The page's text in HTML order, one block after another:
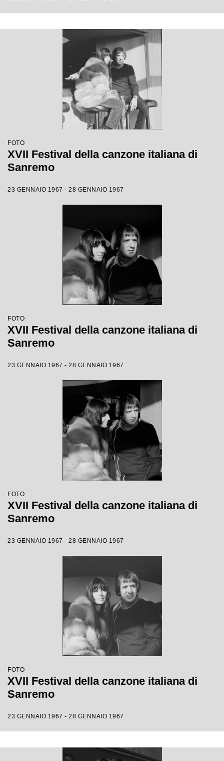
FOTO
XVII Festival della canzone italiana di
Sanremo
23 GENNAIO 1967 - 28 GENNAIO 1967
FOTO
XVII Festival della canzone italiana di
Sanremo
23 GENNAIO 1967 - 28 GENNAIO 1967
FOTO
XVII Festival della canzone italiana di
Sanremo
23 GENNAIO 1967 - 28 GENNAIO 1967
FOTO
XVII Festival della canzone italiana di
Sanremo
23 GENNAIO 1967 - 28 GENNAIO 1967